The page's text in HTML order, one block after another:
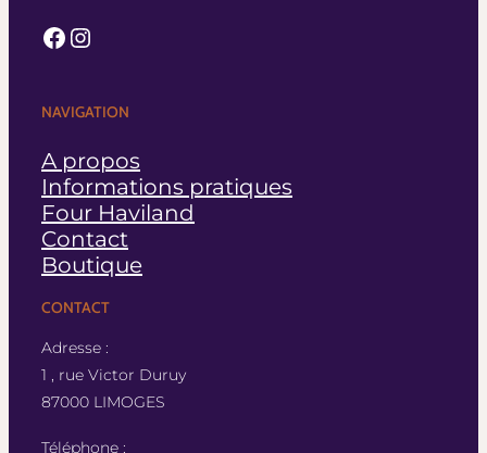
Facebook
Instagram
NAVIGATION
A propos
Informations pratiques
Four Haviland
Contact
Boutique
CONTACT
Adresse :
1 , rue Victor Duruy
87000 LIMOGES
Téléphone :